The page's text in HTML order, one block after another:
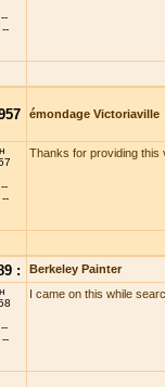
émondage Victoriaville
Thanks for providing this
: Berkeley Painter
I came on this while